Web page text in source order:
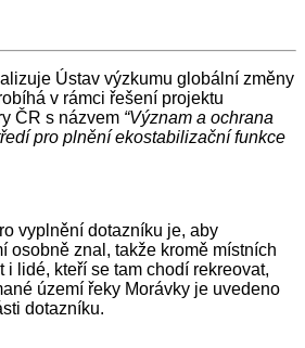
Ústav výzkumu globální změny
v rámci řešení projektu
ČR s názvem “Význam a ochrana
pro plnění ekostabilizační funkce
vyplnění dotazníku je, aby
osobně znal, takže kromě místních
i lidé, kteří se tam chodí rekreovat,
území řeky Morávky je uvedeno
dotazníku.